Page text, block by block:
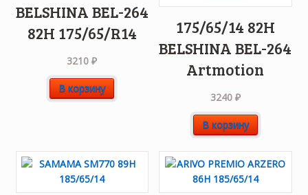
BELSHINA BEL-264
82H 175/65/R14
3210₽
В корзину
175/65/14 82H
BELSHINA BEL-264
Artmotion
3240 ₽
В корзину